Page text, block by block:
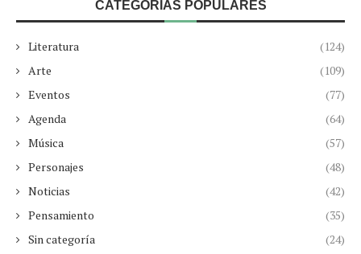
CATEGORÍAS POPULARES
Literatura
(124)
Arte
(109)
Eventos
(77)
Agenda
(64)
Música
(57)
Personajes
(48)
Noticias
(42)
Pensamiento
(35)
Sin categoría
(24)